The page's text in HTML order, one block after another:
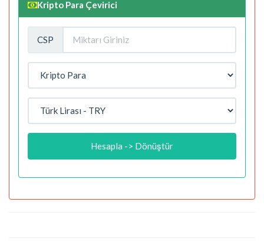
Kripto Para Çevirici
CSP
Hesapla -> Dönüştür